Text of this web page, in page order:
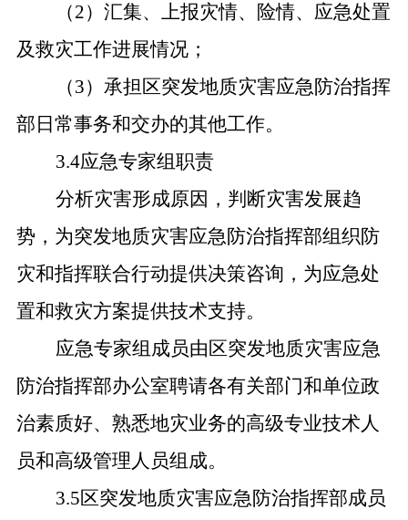
（2）汇集、上报灾情、险情、应急处置
及救灾工作进展情况；
（3）承担区突发地质灾害应急防治指挥
部日常事务和交办的其他工作。
3.4应急专家组职责
分析灾害形成原因，判断灾害发展趋
势，为突发地质灾害应急防治指挥部组织防
灾和指挥联合行动提供决策咨询，为应急处
置和救灾方案提供技术支持。
应急专家组成员由区突发地质灾害应急
防治指挥部办公室聘请各有关部门和单位政
治素质好、熟悉地灾业务的高级专业技术人
员和高级管理人员组成。
3.5区突发地质灾害应急防治指挥部成员